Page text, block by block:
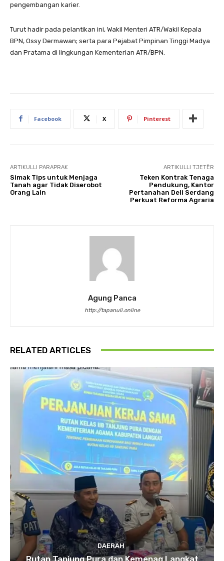
pengembangan karier.
Turut hadir pada pelantikan ini, Wakil Menteri ATR/Wakil Kepala
BPN, Ossy Dermawan; serta para Pejabat Pimpinan Tinggi Madya
dan Pratama di lingkungan Kementerian ATR/BPN.
Facebook X Pinterest
ARTIKULLI PARAPRAK
Simak Tips untuk Menjaga
Tanah agar Tidak Diserobot
Orang Lain
ARTIKULLI TJETËR
Teken Kontrak Tenaga
Pendukung, Kantor
Pertanahan Deli Serdang
Perkuat Reforma Agraria
Agung Panca
http://tapanuli.online
RELATED ARTICLES
DAERAH